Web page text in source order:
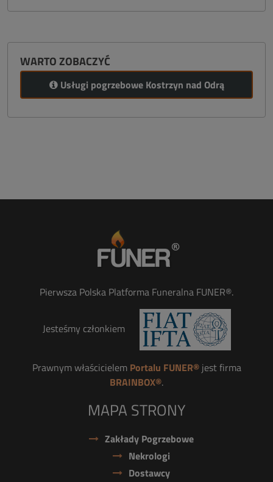
WARTO ZOBACZYĆ
Usługi pogrzebowe Kostrzyn nad Odrą
Pierwsza Polska Platforma Funeralna FUNER®.
Jesteśmy członkiem
Prawnym właścicielem Portalu FUNER®jest firma
BRAINBOX®.
MAPA STRONY
Zakłady Pogrzebowe
Nekrologi
Dostawcy